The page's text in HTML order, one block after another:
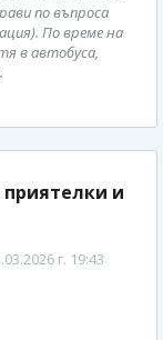
по въпроса
По време на
в автобуса,
и
г. 19:43